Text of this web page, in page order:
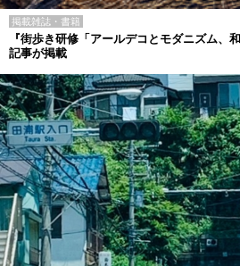
掲載雑誌・書籍
『街歩き研修「アールデコとモダニズム、
記事が掲載